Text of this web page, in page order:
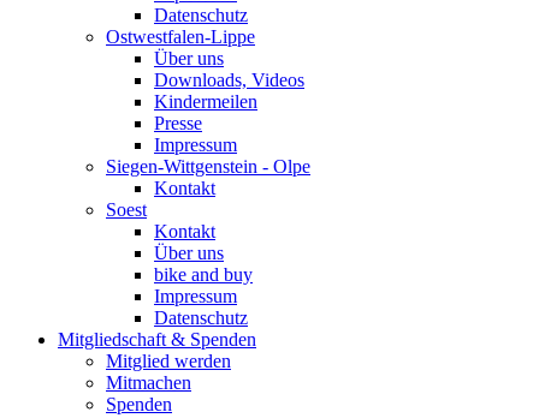
Datenschutz
Ostwestfalen-Lippe
Über uns
Downloads, Videos
Kindermeilen
Presse
Impressum
Siegen-Wittgenstein - Olpe
Kontakt
Soest
Kontakt
Über uns
bike and buy
Impressum
Datenschutz
Mitgliedschaft & Spenden
Mitglied werden
Mitmachen
Spenden